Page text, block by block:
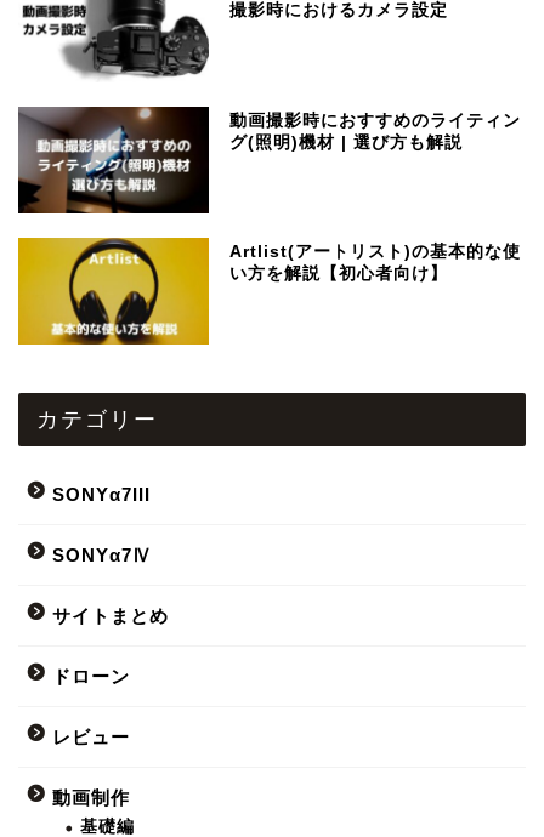
撮影時におけるカメラ設定
動画撮影時におすすめのライティン
グ(照明)機材 | 選び方も解説
Artlist(アートリスト)の基本的な使
い方を解説【初心者向け】
カテゴリー
SONYα7III
SONYα7Ⅳ
サイトまとめ
ドローン
レビュー
動画制作
基礎編